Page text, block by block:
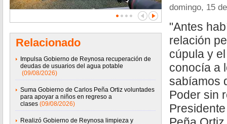
Relacionado
Impulsa Gobierno de Reynosa recuperación de
deudas de usuarios del agua potable
(09/08/2026)
Suma Gobierno de Carlos Peña Ortiz voluntades
para apoyar a niños en regreso a
clases (09/08/2026)
Realizó Gobierno de Reynosa limpieza y
domingo, 15
"Antes
relación
cúpula y
conocía a
sabíamos
Poder sin